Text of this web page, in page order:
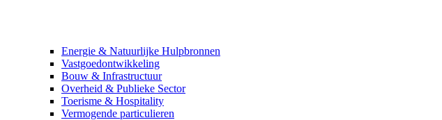
Energie & Natuurlijke Hulpbronnen
Vastgoed­ontwikkeling
Bouw & Infrastructuur
Overheid & Publieke Sector
Toerisme & Hospitality
Vermogende particulieren